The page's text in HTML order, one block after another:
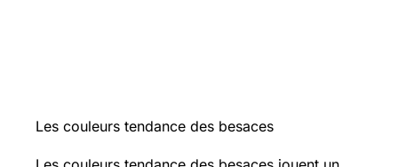
Les couleurs tendance des besaces